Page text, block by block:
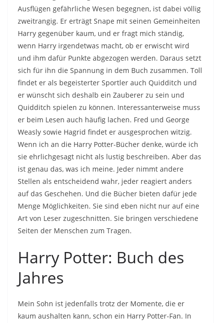
Ausflügen gefährliche Wesen begegnen, ist dabei völlig
zweitrangig. Er erträgt Snape mit seinen Gemeinheiten
Harry gegenüber kaum, und er fragt mich ständig,
wenn Harry irgendetwas macht, ob er erwischt wird
und ihm dafür Punkte abgezogen werden. Daraus setzt
sich für ihn die Spannung in dem Buch zusammen. Toll
findet er als begeisterter Sportler auch Quidditch und
er wünscht sich deshalb ein Zauberer zu sein und
Quidditch spielen zu können. Interessanterweise muss
er beim Lesen auch häufig lachen. Fred und George
Weasly sowie Hagrid findet er ausgesprochen witzig.
Wenn ich an die Harry Potter-Bücher denke, würde ich
sie ehrlichgesagt nicht als lustig beschreiben. Aber das
ist genau das, was ich meine. Jeder nimmt andere
Stellen als entscheidend wahr, jeder reagiert anders
auf das Geschehen. Und die Bücher bieten dafür jede
Menge Möglichkeiten. Sie sind eben nicht nur auf eine
Art von Leser zugeschnitten. Sie bringen verschiedene
Seiten der Menschen zum Tragen.
Harry Potter: Buch des
Jahres
Mein Sohn ist jedenfalls trotz der Momente, die er
kaum aushalten kann, schon ein Harry Potter-Fan. In